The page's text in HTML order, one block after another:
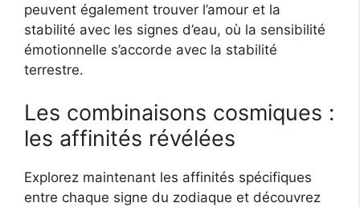
peuvent également trouver l’amour et la
stabilité avec les signes d’eau, où la sensibilité
émotionnelle s’accorde avec la stabilité
terrestre.
Les combinaisons cosmiques :
les affinités révélées
Explorez maintenant les affinités spécifiques
entre chaque signe du zodiaque et découvrez